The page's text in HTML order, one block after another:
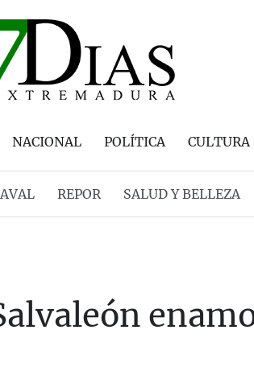
NACIONAL POLÍTICA CULTURA
REPOR SALUD Y BELLEZA